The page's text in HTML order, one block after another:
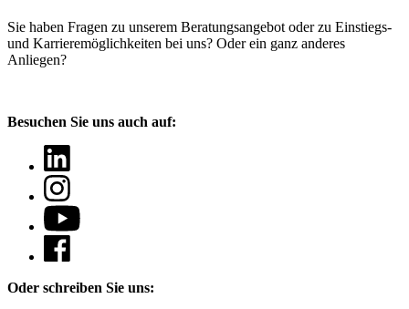
Sie haben Fragen zu unserem Beratungsangebot oder zu Einstiegs-
und Karrieremöglichkeiten bei uns? Oder ein ganz anderes
Anliegen?
Besuchen Sie uns auch auf:
Oder schreiben Sie uns: